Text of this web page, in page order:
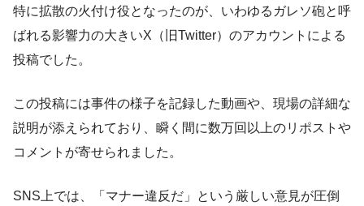
特に拡散の火付け役となったのが、いわゆるガレソ砲と呼
ばれる影響力の大きいX（旧Twitter）のアカウントによる
投稿でした。
この投稿には事件の様子を記録した動画や、現場の詳細な
説明が添えられており、瞬く間に数万回以上のリポストや
コメントが寄せられました。
SNS上では、「マナー違反だ」という厳しい意見が圧倒